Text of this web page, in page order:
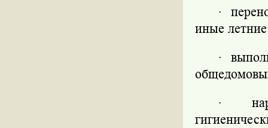
·
иные
·
·